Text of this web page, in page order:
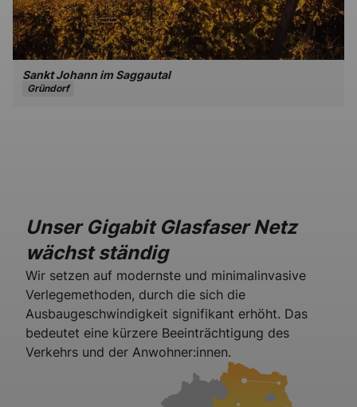
Sankt Johann im Saggautal
Gründorf
Unser Gigabit Glasfaser Netz
wächst ständig
Wir setzen auf modernste und minimalinvasive
Verlegemethoden, durch die sich die
Ausbaugeschwindigkeit signifikant erhöht. Das
bedeutet eine kürzere Beeinträchtigung des
Verkehrs und der Anwohner:innen.